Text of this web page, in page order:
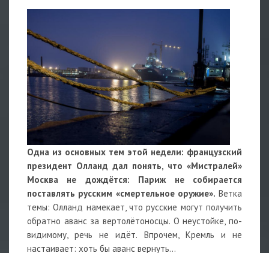
Одна из основных тем этой недели: французский
президент Олланд дал понять, что «Мистралей»
Москва не дождётся: Париж не собирается
поставлять русским «смертельное оружие». Ветка
темы: Олланд намекает, что русские могут получить
обратно аванс за вертолётоносцы. О неустойке, по-
видимому, речь не идёт. Впрочем, Кремль и не
настаивает: хоть бы аванс вернуть…